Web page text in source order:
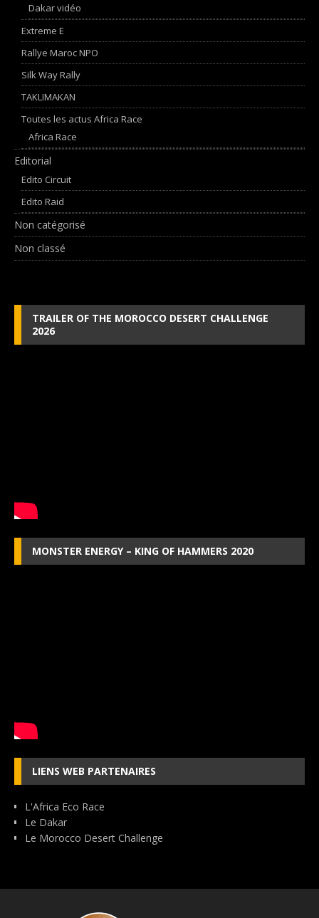
Dakar vidéo
Extreme E
Rallye Maroc NPO
Silk Way Rally
TAKLIMAKAN
Toutes les actus Africa Race
Africa Race
Editorial
Edito Circuit
Edito Raid
Non catégorisé
Non classé
TRAILER OF THE MOROCCO DESERT CHALLENGE
2026
MONSTER ENERGY – KING OF HAMMERS 2020
LIENS WEB PARTENAIRES
L'Africa Eco Race
Le Dakar
Le Morocco Desert Challenge